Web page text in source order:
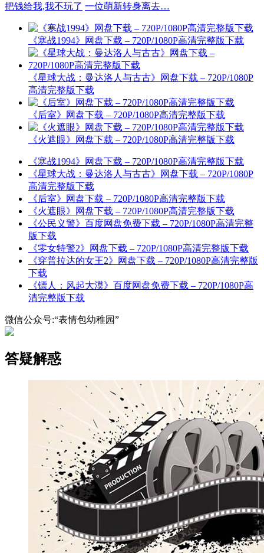
把钱给我,我不玩了 一位萌新转身离去…
《寒战1994》网盘下载 – 720P/1080P高清完整版下载
《星球大战：曼达洛人与古古》网盘下载 – 720P/1080P
高清完整版下载
《后室》网盘下载 – 720P/1080P高清完整版下载
《火遮眼》网盘下载 – 720P/1080P高清完整版下载
《寒战1994》网盘下载 – 720P/1080P高清完整版下载
《星球大战：曼达洛人与古古》网盘下载 – 720P/1080P
高清完整版下载
《后室》网盘下载 – 720P/1080P高清完整版下载
《火遮眼》网盘下载 – 720P/1080P高清完整版下载
《公民义警》百度网盘免费下载 – 720P/1080P高清完整
版下载
《零女特警2》网盘下载 – 720P/1080P高清完整版下载
《穿普拉达的女王2》网盘下载 – 720P/1080P高清完整版
下载
《镖人：风起大漠》百度网盘免费下载 – 720P/1080P高
清完整版下载
微信公众号:“表情包幼稚园”
答疑解惑